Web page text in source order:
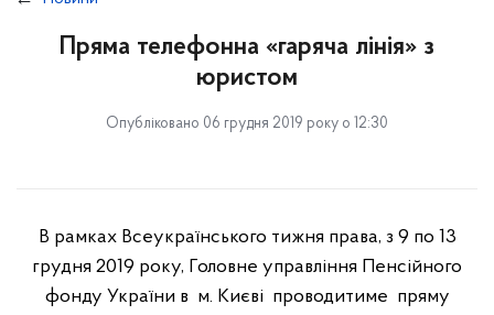
Пряма телефонна «гаряча лінія» з
юристом
Опубліковано 06 грудня 2019 року о 12:30
В рамках Всеукраїнського тижня права, з 9 по 13
грудня 2019 року, Головне управління Пенсійного
фонду України в м. Києві проводитиме пряму